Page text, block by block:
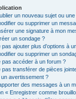
un nouveau sujet ou
ou supprimer un
une signature à mon
un sondage ?
pas ajouter plus d’options à
ou supprimer un
pas accéder à un forum ?
pas transférer de pièces
avertissement ?
des messages à un
« Enregistrer comme